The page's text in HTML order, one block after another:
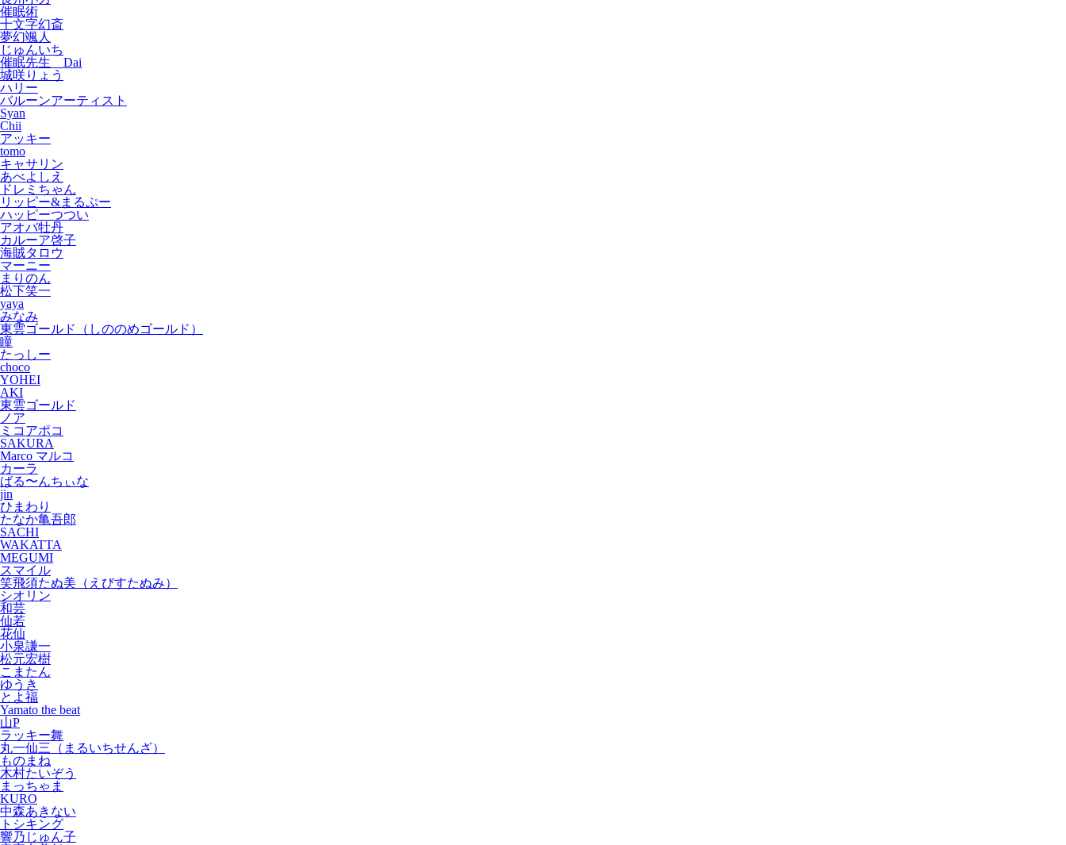
催眠術
十文字幻斎
夢幻颯人
じゅんいち
催眠先生 Dai
城咲りょう
ハリー
バルーンアーティスト
Syan
Chii
アッキー
tomo
キャサリン
あべよしえ
ドレミちゃん
リッピー&まるぷー
ハッピーつつい
アオバ牡丹
カルーア啓子
海賊タロウ
マーニー
まりのん
松下笑一
yaya
みなみ
東雲ゴールド（しののめゴールド）
瞳
たっしー
choco
YOHEI
AKI
東雲ゴールド
ノア
ミコアポコ
SAKURA
Marco マルコ
カーラ
ばる〜んちぃな
jin
ひまわり
たなか亀吾郎
SACHI
WAKATTA
MEGUMI
スマイル
笑飛須たぬ美（えびすたぬみ）
シオリン
和芸
仙若
花仙
小泉謙一
松元宏樹
こまたん
ゆうき
とよ福
Yamato the beat
山P
ラッキー舞
丸一仙三（まるいちせんざ）
ものまね
木村たいぞう
まっちゃま
KURO
中森あきない
トシキング
響乃じゅん子